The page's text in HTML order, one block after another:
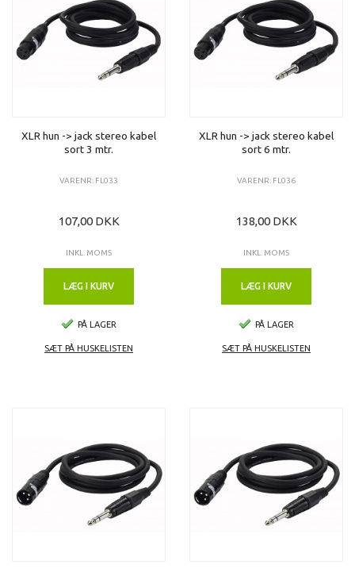
XLR hun -> jack stereo kabel
sort 3 mtr.
VARENR: FL033
107,00 DKK
INKL. MOMS
LÆG I KURV
PÅ LAGER
SÆT PÅ HUSKELISTEN
XLR hun -> jack stereo kabel
sort 6 mtr.
VARENR: FL036
138,00 DKK
INKL. MOMS
LÆG I KURV
PÅ LAGER
SÆT PÅ HUSKELISTEN